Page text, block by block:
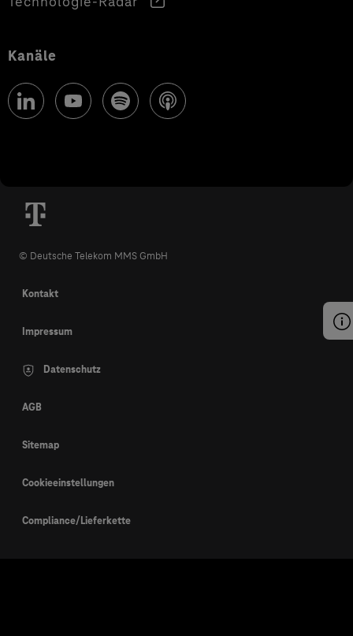
Kanäle
© Deutsche Telekom MMS GmbH
Kontakt
Impressum
Datenschutz
AGB
Sitemap
Cookieeinstellungen
Compliance/Lieferkette